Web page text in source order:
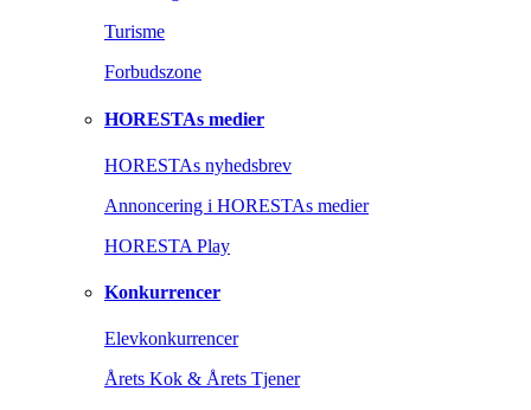
Turisme
Forbudszone
HORESTAs medier
HORESTAs nyhedsbrev
Annoncering i HORESTAs medier
HORESTA Play
Konkurrencer
Elevkonkurrencer
Årets Kok & Årets Tjener